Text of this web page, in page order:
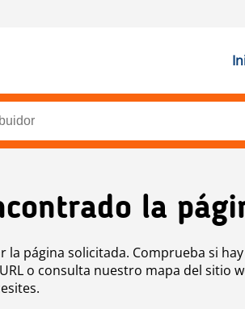
la
la página solicitada. Comprueba si hay
o consulta nuestro mapa del sitio